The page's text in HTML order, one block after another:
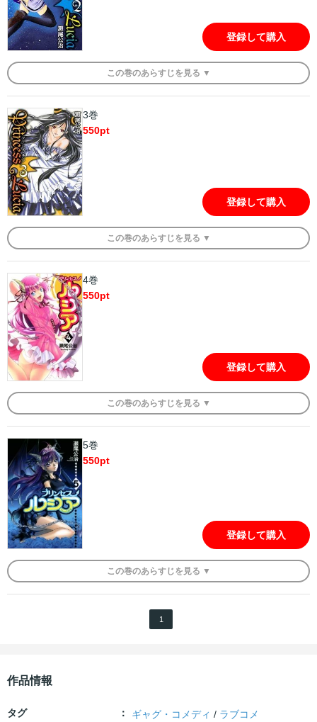
登録して購入
この巻のあらすじを 見る ▼
3巻
550pt
登録して購入
この巻のあらすじを 見る ▼
4巻
550pt
登録して購入
この巻のあらすじを 見る ▼
5巻
550pt
登録して購入
この巻のあらすじを 見る ▼
1
作品情報
タグ ギャグ・コメディ / ラブコメ